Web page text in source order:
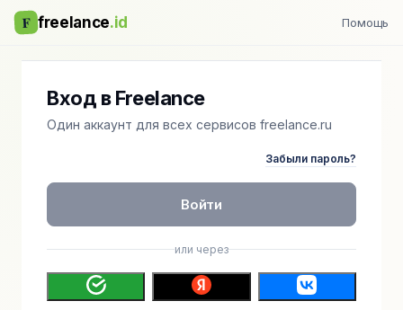
F freelance.id Помощь
Вход в Freelance
Один аккаунт для всех сервисов freelance.ru
Забыли пароль?
Войти
или через